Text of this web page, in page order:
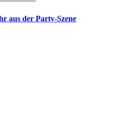
aus der Party-Szene